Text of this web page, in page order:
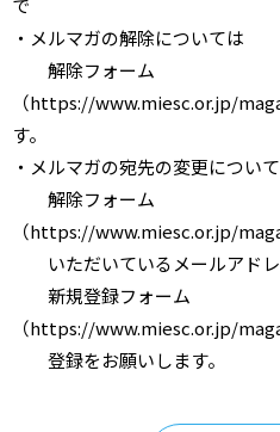
・メルマガの解除については
解除フォーム
（https://www.miesc.or.jp/
す。
・メルマガの宛先の変更につい
解除フォーム
（https://www.miesc.or.jp/
いただいているメールアドレ
新規登録フォーム
（https://www.miesc.or.jp/
登録をお願いします。